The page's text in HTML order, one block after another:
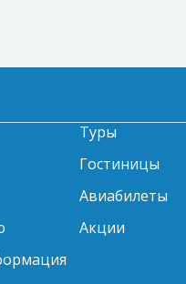
Туры
Гостиницы
Авиабилеты
Акции